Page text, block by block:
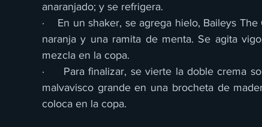
anaranjado; y se refrigera.
·    En un shaker, se agrega hielo, Baileys
naranja y una ramita de menta. Se agita
mezcla en la copa.
·     Para finalizar, se vierte la doble crema
malvavisco grande en una brocheta de
coloca en la copa.